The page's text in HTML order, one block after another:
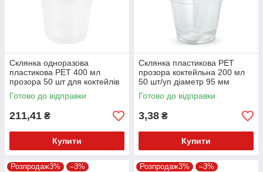
Склянка одноразова
пластикова PET 400 мл
прозора 50 шт для коктейлів
Готово до відправки
211,41 ₴
Купити
Склянка пластикова PET
прозора коктейльна 200 мл
50 шт/уп діаметр 95 мм
Готово до відправки
3,38 ₴
Купити
Розпродаж3% –3% Розпродаж3% –3%